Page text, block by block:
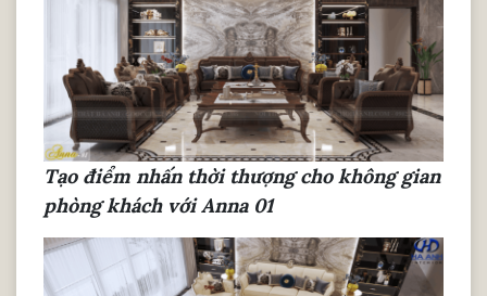
Tạo điểm nhấn thời thượng cho không gian
phòng khách với Anna 01